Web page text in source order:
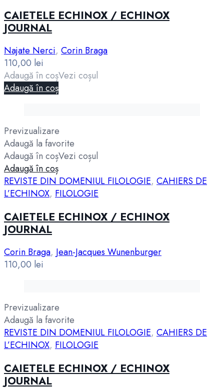
CAIETELE ECHINOX / ECHINOX
JOURNAL
Najate Nerci, Corin Braga
110,00 lei
Adaugă în coșVezi coșul
Adaugă în coș
Previzualizare
Adaugă la favorite
Adaugă în coșVezi coșul
Adaugă în coș
REVISTE DIN DOMENIUL FILOLOGIE, CAHIERS DE
L’ECHINOX, FILOLOGIE
CAIETELE ECHINOX / ECHINOX
JOURNAL
Corin Braga, Jean-Jacques Wunenburger
110,00 lei
Previzualizare
Adaugă la favorite
REVISTE DIN DOMENIUL FILOLOGIE, CAHIERS DE
L’ECHINOX, FILOLOGIE
CAIETELE ECHINOX / ECHINOX
JOURNAL